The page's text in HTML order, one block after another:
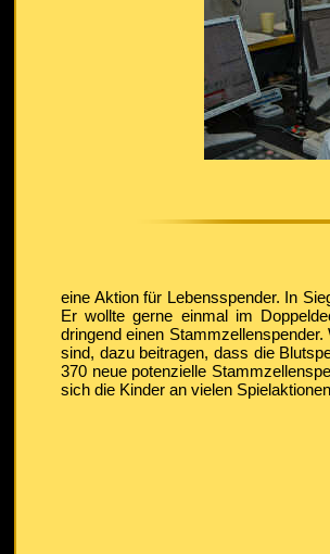
eine Aktion für Lebensspender. In
Er wollte gerne einmal im
dringend einen
sind, dazu beitragen, dass die
370 neue potenzielle
sich die Kinder an vielen